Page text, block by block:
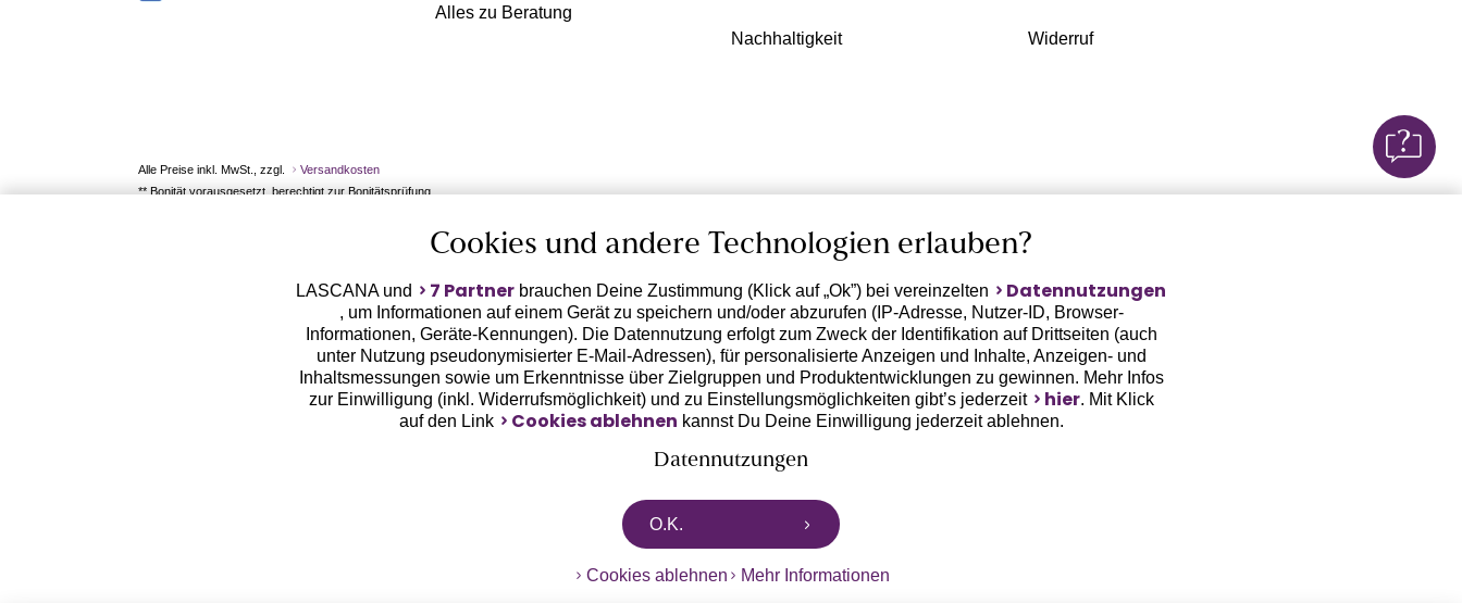
Alles zu Beratung
Nachhaltigkeit Widerruf
Alle Preise inkl. MwSt., zzgl.
Versandkosten
** Bonität vorausgesetzt, berechtigt zur Bonitätsprüfung
Cookies und andere Technologien erlauben?
LASCANA und 7 Partner brauchen Deine Zustimmung (Klick auf „Ok”) bei vereinzelten Datennutzungen
, um Informationen auf einem Gerät zu speichern und/oder abzurufen (IP-Adresse, Nutzer-ID, Browser-
Informationen, Geräte-Kennungen). Die Datennutzung erfolgt zum Zweck der Identifikation auf Drittseiten (auch
unter Nutzung pseudonymisierter E-Mail-Adressen), für personalisierte Anzeigen und Inhalte, Anzeigen- und
Inhaltsmessungen sowie um Erkenntnisse über Zielgruppen und Produktentwicklungen zu gewinnen. Mehr Infos
zur Einwilligung (inkl. Widerrufsmöglichkeit) und zu Einstellungsmöglichkeiten gibt’s jederzeit
hier. Mit Klick
auf den Link
Cookies ablehnen kannst Du Deine Einwilligung jederzeit ablehnen.
Datennutzungen
LASCANA arbeitet mit Partnern zusammen, die von deinem Endgerät abgerufene Daten (Trackingdaten) oder die
von uns übermittelten pseudonymisierten Daten zur Aussteuerung unserer Werbung sowie auch zu eigenen
Erhebung der Trackingdaten bzw. die Übermittlung deiner pseudonymisierten Daten, sondern auch deren
O.K.
Cookies ablehnen Mehr Informationen